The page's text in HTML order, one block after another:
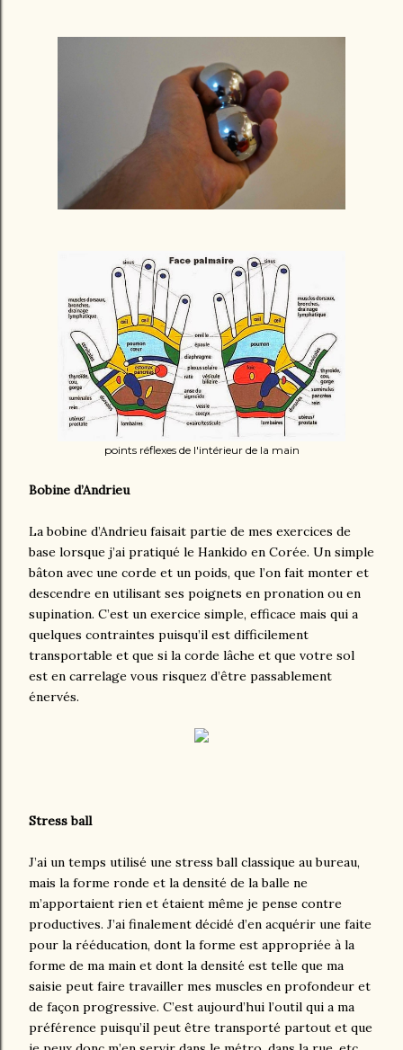
points réflexes de l'intérieur de la main
Bobine d’Andrieu
La bobine d’Andrieu faisait partie de mes exercices de
base lorsque j’ai pratiqué le Hankido en Corée. Un simple
bâton avec une corde et un poids, que l’on fait monter et
descendre en utilisant ses poignets en pronation ou en
supination. C’est un exercice simple, efficace mais qui a
quelques contraintes puisqu’il est difficilement
transportable et que si la corde lâche et que votre sol
est en carrelage vous risquez d’être passablement
énervés.
Stress ball
J’ai un temps utilisé une stress ball classique au bureau,
mais la forme ronde et la densité de la balle ne
m’apportaient rien et étaient même je pense contre
productives. J’ai finalement décidé d’en acquérir une faite
pour la rééducation, dont la forme est appropriée à la
forme de ma main et dont la densité est telle que ma
saisie peut faire travailler mes muscles en profondeur et
de façon progressive. C’est aujourd’hui l’outil qui a ma
préférence puisqu’il peut être transporté partout et que